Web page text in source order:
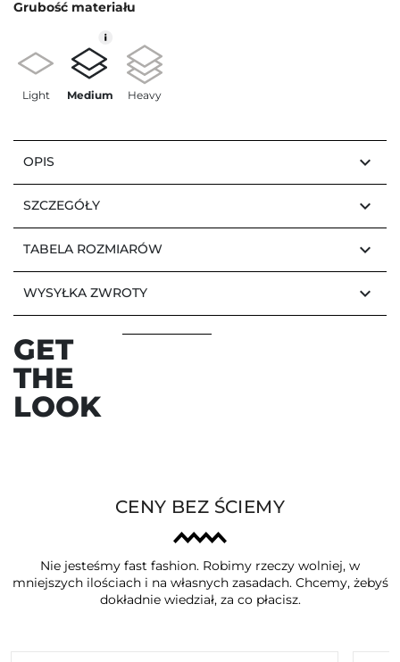
Grubość materiału
Light Medium Heavy
OPIS keyboard_arrow_down
SZCZEGÓŁY keyboard_arrow_down
TABELA ROZMIARÓW keyboard_arrow_down
WYSYŁKA ZWROTY keyboard_arrow_down
GET
THE
LOOK
CENY BEZ ŚCIEMY
Nie jesteśmy fast fashion. Robimy rzeczy wolniej, w
mniejszych ilościach i na własnych zasadach. Chcemy, żebyś
dokładnie wiedział, za co płacisz.